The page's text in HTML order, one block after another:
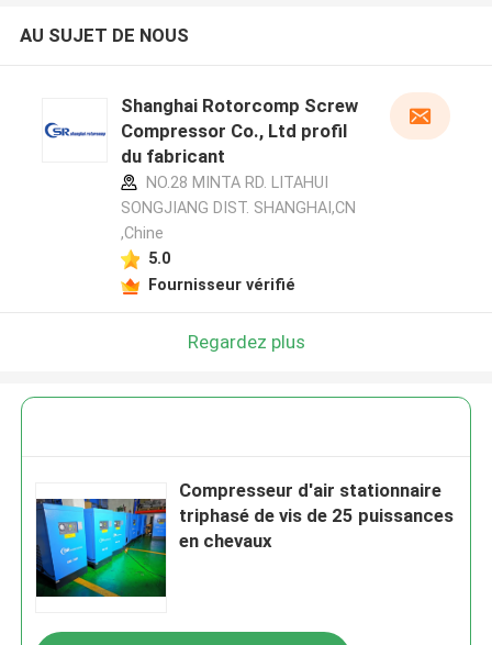
AU SUJET DE NOUS
Shanghai Rotorcomp Screw
Compressor Co., Ltd profil
du fabricant
NO.28 MINTA RD. LITAHUI
SONGJIANG DIST. SHANGHAI,CN
,Chine
5.0
Fournisseur vérifié
Regardez plus
Compresseur d'air stationnaire
triphasé de vis de 25 puissances
en chevaux